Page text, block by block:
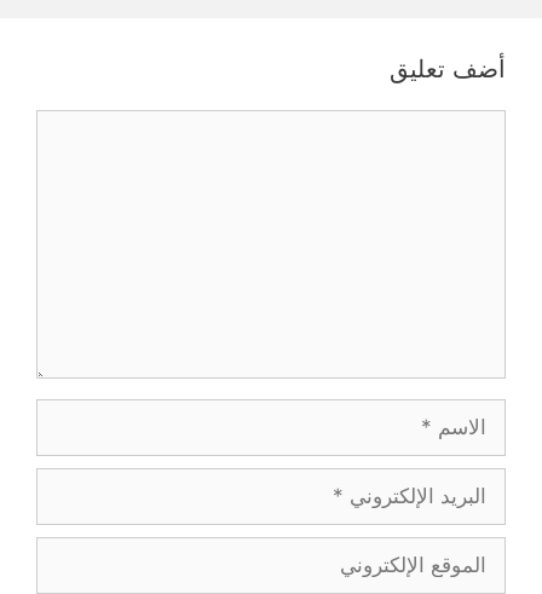
أضف تعليق
الإلكتروني
الإلكتروني